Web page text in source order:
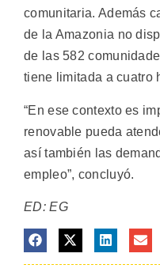
comunitaria. Además
de la Amazonia no
de las 582
tiene limitada a cuatro
“En ese contexto es
renovable pueda
así también las
empleo”, concluyó.
ED: EG